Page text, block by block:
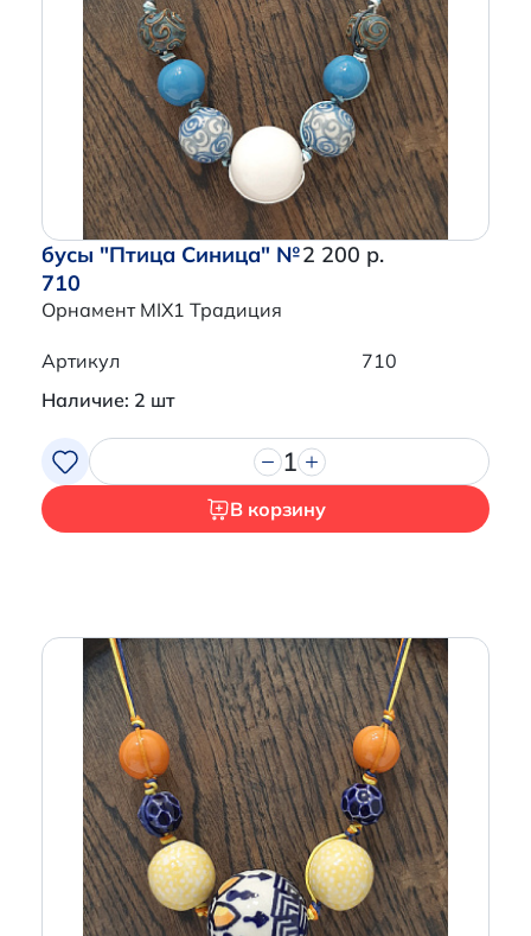
Продолжить покупки
Перейти в корзину
бусы "Птица Синица" №
710
Орнамент MIX1 Традиция
2 200 р.
Артикул
710
Наличие: 2 шт
1
В корзину